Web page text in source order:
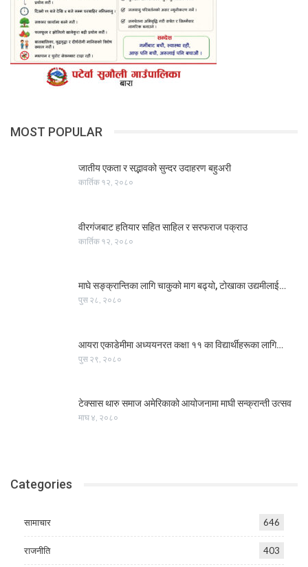
MOST POPULAR
जातीय एकता र सद्भावको सुन्दर उदाहरण बहुअरी
कार्तिक १२, २०८०
वीरगंजबाट हतियार सहित साहिल र सरफराज पक्राउ
कार्तिक १२, २०८०
माघे सङ्क्रान्तिका लागि चाकुको माग बढ्यो, टोखाका उद्यमीलाई…
पुस २८, २०८०
आयरा एकाडेमीमा अध्ययनरत कक्षा ११ का विद्यार्थीहरूका लागि…
पुस २९, २०८०
टेक्सास थारु समाज अमेरिकाको आयोजनामा माघी सन्क्रान्ती उत्सव
माघ ४, २०८०
Categories
सामाचार 646
राजनीति 403